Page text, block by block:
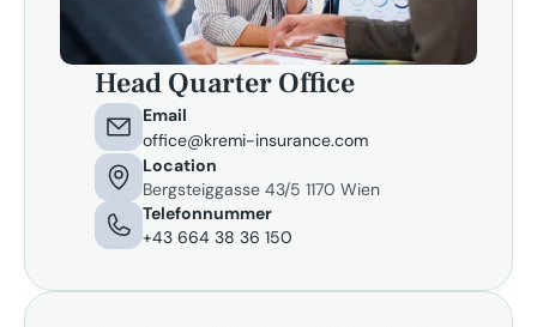
Head Quarter Office
Email
office@kremi-insurance.com
Location
Bergsteiggasse 43/5 1170 Wien
Telefonnummer
+43 664 38 36 150